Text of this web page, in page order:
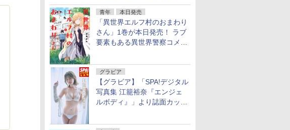
ェア 2026」第2弾が開催中！
青年 本日発売
「異世界エルフ村のおまわり
さん」1巻が本日発売！ ラブ
要素もある異世界警察コメデ
グラビア
【グラビア】「SPA!デジタル
写真集 江籠裕奈『エンジェ
ルボディ』」より誌面カット